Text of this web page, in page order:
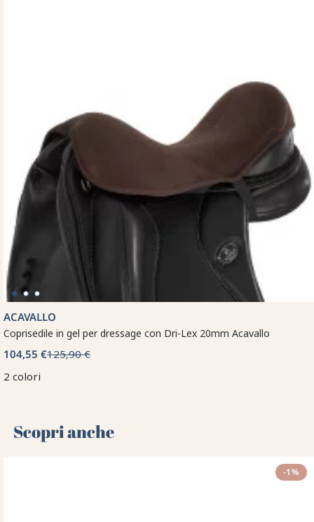
ACAVALLO
Coprisedile in gel per dressage con Dri-Lex 20mm Acavallo
104,55 €125,90 €
2 colori
Scopri anche 🌻
-1%